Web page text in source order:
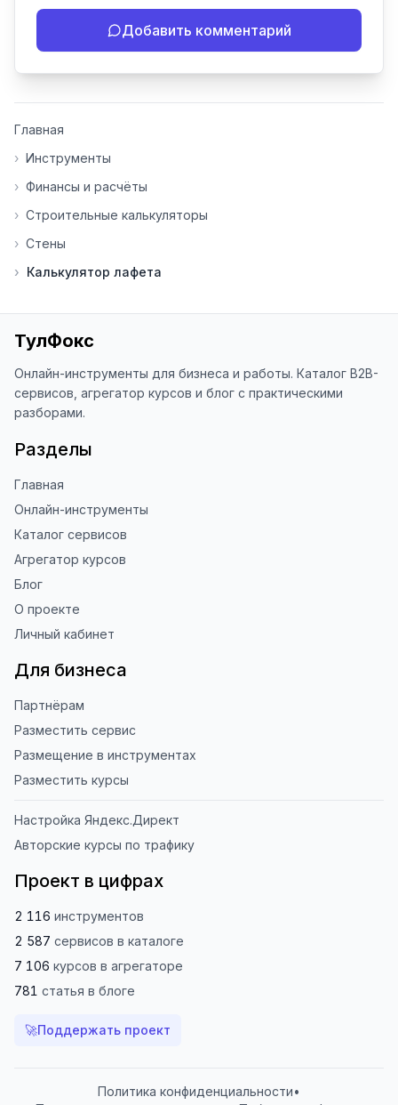
- Если инструмент работает
некорректно
инструменты нуждаются в доработке.
основе вашей обратной связи.
⭐ Если вам нравится ToolFox — буду
«Оценить сайт» в панели браузера).
наши инструменты!
Благодарю за доверие и
использование ToolFox! 🚀
Добавить комментарий
Главная
› Инструменты
› Финансы и расчёты
› Строительные калькуляторы
› Стены
› Калькулятор лафета
ТулФокс
Онлайн-инструменты для бизнеса и работы. Каталог B2B-
сервисов, агрегатор курсов и блог с практическими
разборами.
Разделы
Главная
Онлайн-инструменты
Каталог сервисов
Агрегатор курсов
Блог
О проекте
Личный кабинет
Для бизнеса
Партнёрам
Разместить сервис
Размещение в инструментах
Разместить курсы
Настройка Яндекс.Директ
Авторские курсы по трафику
Проект в цифрах
2 116 инструментов
2 587 сервисов в каталоге
7 106 курсов в агрегаторе
781 статья в блоге
🚀Поддержать проект
Политика конфиденциальности•